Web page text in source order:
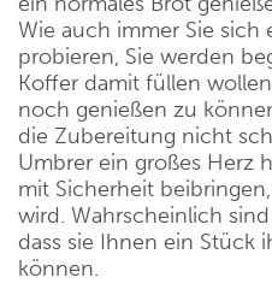
Wie auch immer Sie sich
probieren, Sie werden
Koffer damit füllen
noch genießen zu
die Zubereitung nicht
Umbrer ein großes Herz
mit Sicherheit
wird. Wahrscheinlich
dass sie Ihnen ein Stück
können.